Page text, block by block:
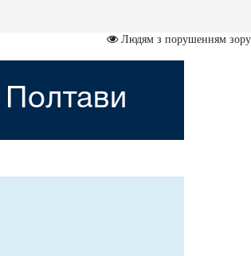
Людям з порушенням зору